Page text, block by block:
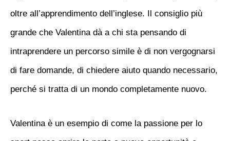
oltre all’apprendimento dell’inglese. Il consiglio più
grande che Valentina dà a chi sta pensando di
intraprendere un percorso simile è di non vergognarsi
di fare domande, di chiedere aiuto quando necessario,
perché si tratta di un mondo completamente nuovo.
Valentina è un esempio di come la passione per lo